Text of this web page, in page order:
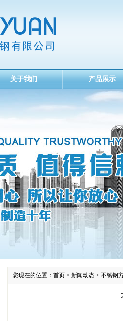
关于我们 产品展示
您现在的位置： 首页 > 新闻动态 > 不锈钢